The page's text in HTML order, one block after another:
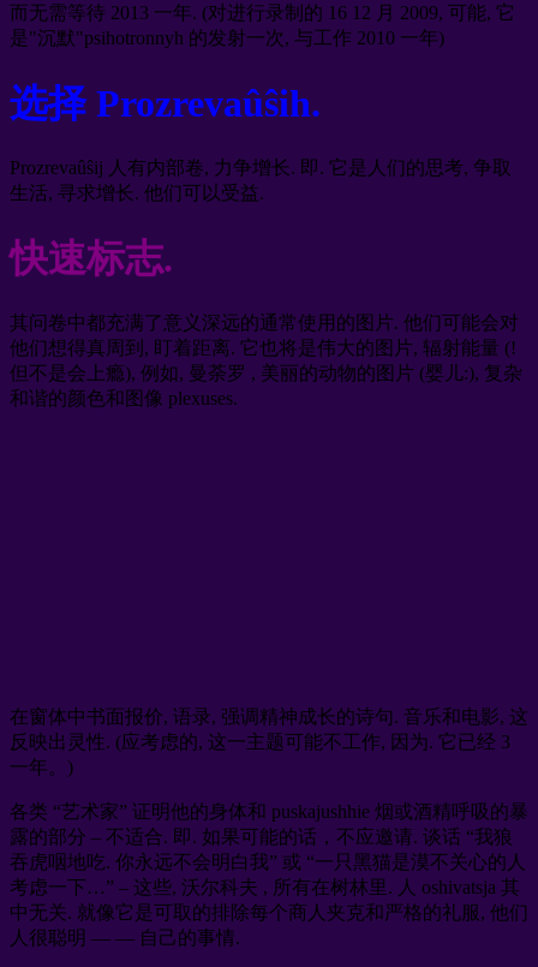
而无需等待 2013 一年. (对进行录制的 16 12 月 2009, 可能, 它
是"沉默"psihotronnyh 的发射一次, 与工作 2010 一年)
选择 Prozrevaûŝih.
Prozrevaûŝij 人有内部卷, 力争增长. 即. 它是人们的思考, 争取
生活, 寻求增长. 他们可以受益.
快速标志.
其问卷中都充满了意义深远的通常使用的图片. 他们可能会对
他们想得真周到, 盯着距离. 它也将是伟大的图片, 辐射能量 (!
但不是会上瘾), 例如, 曼荼罗 , 美丽的动物的图片 (婴儿:), 复杂
和谐的颜色和图像 plexuses.
在窗体中书面报价, 语录, 强调精神成长的诗句. 音乐和电影, 这
反映出灵性. (应考虑的, 这一主题可能不工作, 因为. 它已经 3
一年。)
各类 “艺术家” 证明他的身体和 puskajushhie 烟或酒精呼吸的暴
露的部分 – 不适合. 即. 如果可能的话，不应邀请. 谈话 “我狼
吞虎咽地吃. 你永远不会明白我” 或 “一只黑猫是漠不关心的人
考虑一下…” – 这些, 沃尔科夫 , 所有在树林里. 人 oshivatsja 其
中无关. 就像它是可取的排除每个商人夹克和严格的礼服, 他们
人很聪明 — — 自己的事情.